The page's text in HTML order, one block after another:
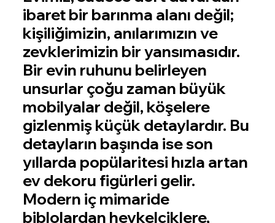
ibaret bir barınma alanı değil;
kişiliğimizin, anılarımızın ve
zevklerimizin bir yansımasıdır.
Bir evin ruhunu belirleyen
unsurlar çoğu zaman büyük
mobilyalar değil, köşelere
gizlenmiş küçük detaylardır. Bu
detayların başında ise son
yıllarda popülaritesi hızla artan
ev dekoru figürleri gelir.
Modern iç mimaride
biblolardan heykelciklere,